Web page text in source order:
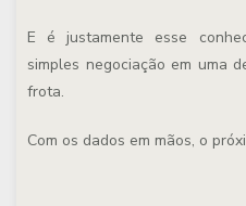
E é justamente esse
simples negociação em uma
frota.
Com os dados em mãos, o